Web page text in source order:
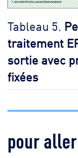
Tableau 5.
traitement
sortie avec
fixées
pour